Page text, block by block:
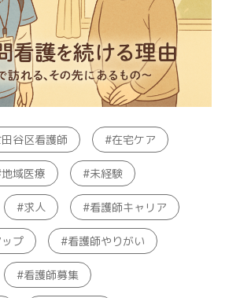
谷区看護師 在宅ケア
地域医療 未経験
求人 看護師キャリア
プ 看護師やりがい
看護師募集